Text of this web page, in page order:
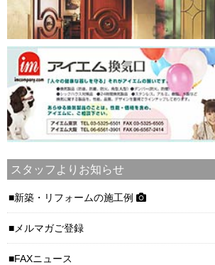
スタッフよりお知らせ
新築・リフォームの施工例
メルマガご登録
FAXニュース